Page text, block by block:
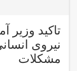
تاکید وزیر
نیروی
مشکلات